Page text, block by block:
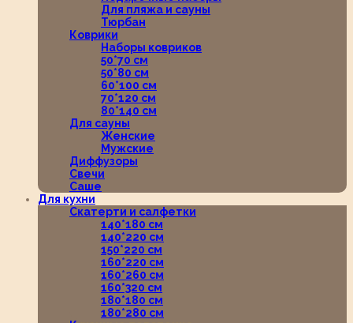
Для пляжа и сауны
Тюрбан
Коврики
Наборы ковриков
50*70 см
50*80 см
60*100 см
70*120 см
80*140 см
Для сауны
Женские
Мужские
Диффузоры
Свечи
Саше
Для кухни
Скатерти и салфетки
140*180 см
140*220 см
150*220 см
160*220 см
160*260 см
160*320 см
180*180 см
180*280 см